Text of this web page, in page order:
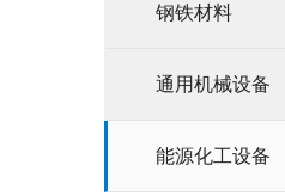
钢铁材料
通用机械设备
能源化工设备